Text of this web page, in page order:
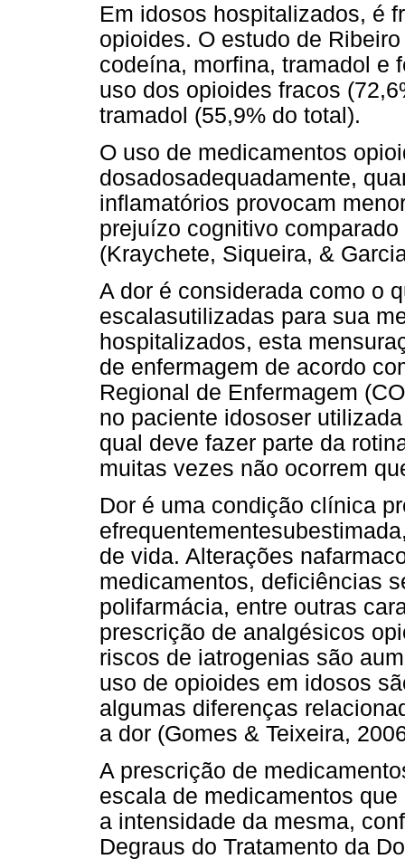
Em idosos hospitalizados, é
opioides. O estudo de
codeína, morfina, tramadol e
uso dos opioides fracos
tramadol (55,9% do total).
O uso de medicamentos
dosadosadequadamente,
inflamatórios provocam
prejuízo cognitivo
(Kraychete, Siqueira, &
A dor é considerada como o
escalasutilizadas para sua
hospitalizados, esta
de enfermagem de acordo
Regional de Enfermagem
no paciente idososer
qual deve fazer parte da
muitas vezes não ocorrem
Dor é uma condição clínica
de vida. Alterações
medicamentos, deficiências
polifarmácia, entre outras
prescrição de analgésicos
riscos de iatrogenias são
uso de opioides em idosos
algumas diferenças
a dor (Gomes & Teixeira,
A prescrição de
escala de medicamentos
a intensidade da mesma,
Degraus do Tratamento da